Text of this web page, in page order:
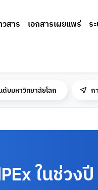
วสาร เอกสารเผยแพร่ ร
บมหาวิทยาลัยโลก ก
ในช่วง